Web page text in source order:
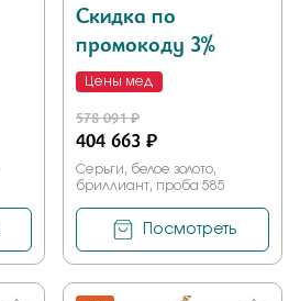
Скидка по
промокоду 3%
Цены мед
578 091 ₽
404 663 ₽
Серьги, белое золото,
бриллиант, проба 585
Посмотреть